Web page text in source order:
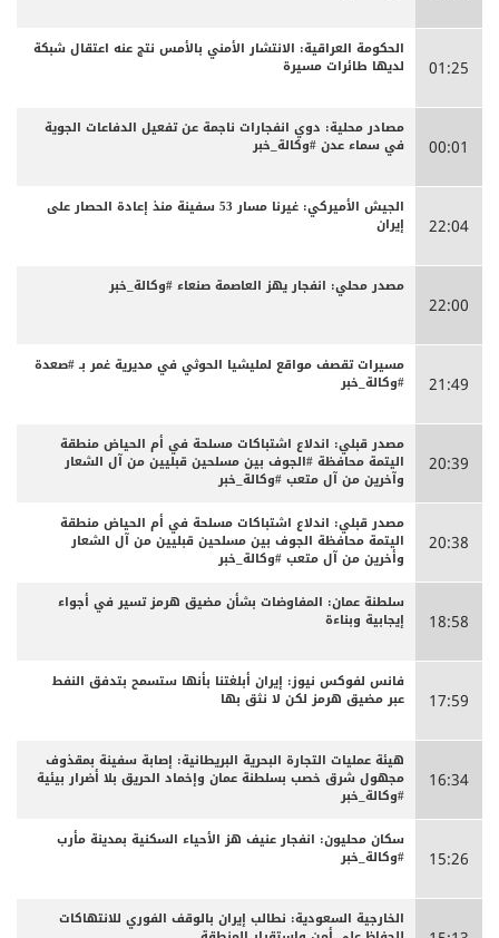
01:25
الحكومة العراقية: الانتشار الأمني بالأمس نتج عنه اعتقال شبكة
لديها طائرات مسيرة
00:01
مصادر محلية: دوي انفجارات ناجمة عن تفعيل الدفاعات الجوية
في سماء عدن #وكالة_خبر
22:04
الجيش الأميركي: غيرنا مسار 53 سفينة منذ إعادة الحصار على
إيران
22:00
مصدر محلي: انفجار يهز العاصمة صنعاء #وكالة_خبر
21:49
مسيرات تقصف مواقع لمليشيا الحوثي في مديرية غمر بـ #صعدة
#وكالة_خبر
20:39
مصدر قبلي: اندلاع اشتباكات مسلحة في أم الحياض منطقة
اليتمة محافظة #الجوف بين مسلحين قبليين من آل الشعار
وآخرين من آل متعب #وكالة_خبر
20:38
مصدر قبلي: اندلاع اشتباكات مسلحة في أم الحياض منطقة
اليتمة محافظة الجوف بين مسلحين قبليين من آل الشعار
وأخرين من آل متعب #وكالة_خبر
18:58
سلطنة عمان: المفاوضات بشأن مضيق هرمز تسير في أجواء
إيجابية وبناءة
17:59
فانس لفوكس نيوز: إيران أبلغتنا بأنها ستسمح بتدفق النفط
عبر مضيق هرمز لكن لا نثق بها
16:34
هيئة عمليات التجارة البحرية البريطانية: إصابة سفينة بمقذوف
مجهول شرق خصب بسلطنة عمان وإخماد الحريق بلا أضرار بيئية
#وكالة_خبر
15:26
سكان محليون: انفجار عنيف هز الأحياء السكنية بمدينة مأرب
#وكالة_خبر
الخارجية السعودية: نطالب إيران بالوقف الفوري للانتهاكات